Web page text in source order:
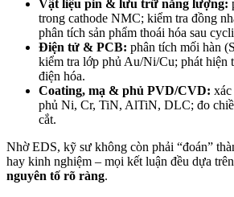
Vật liệu pin & lưu trữ năng lượng:
trong cathode NMC; kiểm tra đồng
phân tích sản phẩm thoái hóa sau
Điện tử & PCB: phân tích mối hàn
kiểm tra lớp phủ Au/Ni/Cu; phát hiện
điện hóa.
Coating, mạ & phủ PVD/CVD: xác
phủ Ni, Cr, TiN, AlTiN, DLC; đo
cắt.
Nhờ EDS, kỹ sư không còn phải “đoán”
hay kinh nghiệm – mọi kết luận đều dựa trên
nguyên tố rõ ràng.